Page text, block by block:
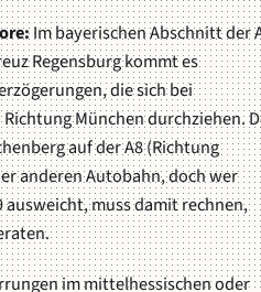
Im bayerischen Abschnitt der
Regensburg kommt es
die sich bei
München durchziehen.
auf der A8 (Richtung
anderen Autobahn, doch wer
ausweicht, muss damit rechnen,
im mittelhessischen oder